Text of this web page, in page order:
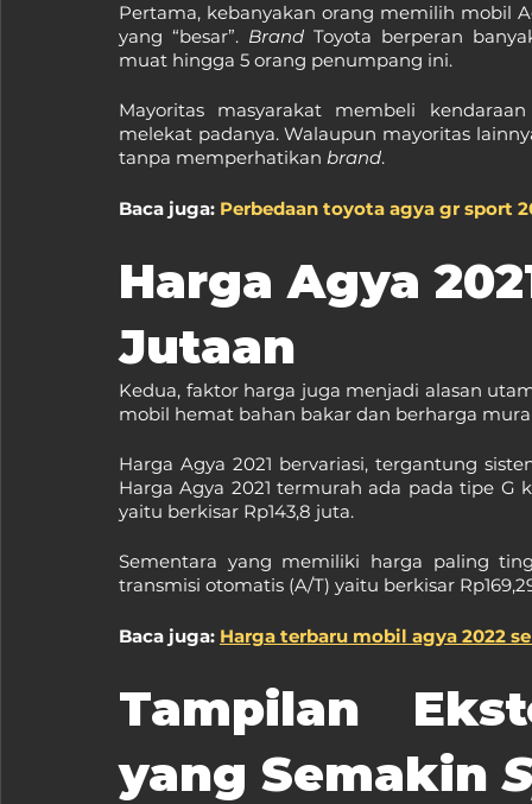
Pertama, kebanyakan orang memilih mobil
yang “besar”. Brand Toyota berperan
muat hingga 5 orang penumpang ini.
Mayoritas masyarakat membeli
melekat padanya. Walaupun mayoritas
tanpa memperhatikan brand.
Baca juga: Perbedaan toyota agya gr sport
Harga Agya
Jutaan
Kedua, faktor harga juga menjadi alasan
mobil hemat bahan bakar dan berharga
Harga Agya 2021 bervariasi, tergantung
Harga Agya 2021 termurah ada pada tipe G
yaitu berkisar Rp143,8 juta.
Sementara yang memiliki harga paling
transmisi otomatis (A/T) yaitu berkisar
Baca juga: Harga terbaru mobil agya 2022
Tampilan
yang Semakin